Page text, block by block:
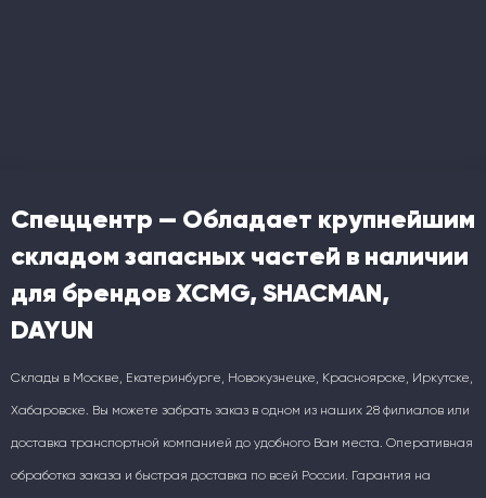
Спеццентр — Обладает крупнейшим
складом запасных частей в наличии
для брендов XCMG, SHACMAN,
DAYUN
Склады в Москве, Екатеринбурге, Новокузнецке, Красноярске, Иркутске,
Хабаровске. Вы можете забрать заказ в одном из наших 28 филиалов или
доставка транспортной компанией до удобного Вам места. Оперативная
обработка заказа и быстрая доставка по всей России. Гарантия на